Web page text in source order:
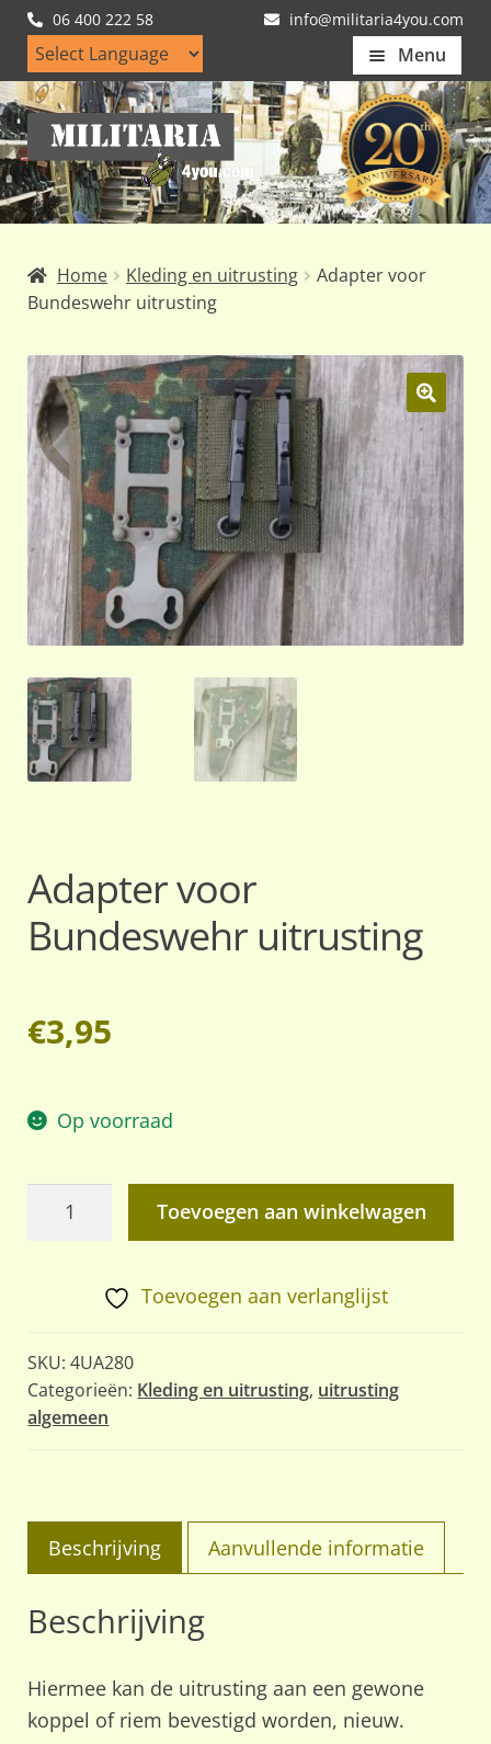
06 400 222 58 info@militaria4you.com
Menu
Home
Artikelen
Nieuws
Klantfotos
Ga
door
naar
navigatie
Ga
naar
de
inhoud
Home Kleding en uitrusting
Adapter voor
Bundeswehr uitrusting
🔍
Adapter voor
Bundeswehr uitrusting
€3,95
Op voorraad
Adapter
uitrusting
Toevoegen aan winkelwagen
Toevoegen aan verlanglijst
SKU:4UA280
Categorieën: Kleding en uitrusting, uitrusting
algemeen
Beschrijving Aanvullende informatie
Beschrijving
Hiermee kan de uitrusting aan een gewone
koppel of riem bevestigd worden, nieuw.